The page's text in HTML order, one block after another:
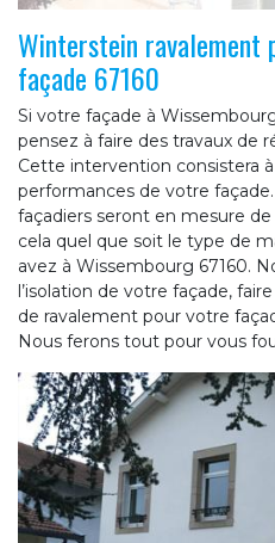
Winterstein ravalement
façade 67160
Si votre façade à
pensez à faire des travaux de
Cette intervention consistera
performances de votre
façadiers seront en mesure
cela quel que soit le type de
avez à Wissembourg 67160.
l’isolation de votre façade,
de ravalement pour votre
Nous ferons tout pour vous